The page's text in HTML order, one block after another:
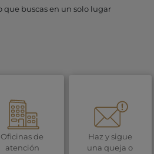
que buscas en un solo lugar
Oficinas de
atención
Haz y sigue
una queja o